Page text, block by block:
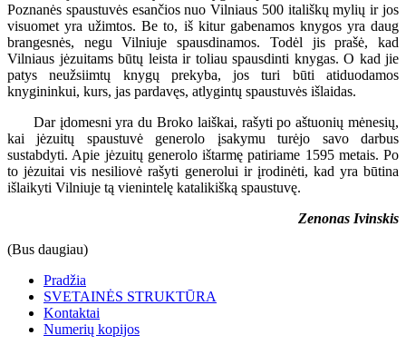
Poznanės spaustuvės esančios nuo Vilniaus 500 itališkų mylių ir jos
visuomet yra užimtos. Be to, iš kitur gabenamos knygos yra daug
brangesnės, negu Vilniuje spausdinamos. Todėl jis prašė, kad
Vilniaus jėzuitams būtų leista ir toliau spausdinti knygas. O kad jie
patys neužsiimtų knygų prekyba, jos turi būti atiduodamos
knygininkui, kurs, jas pardavęs, atlygintų spaustuvės išlaidas.
Dar įdomesni yra du Broko laiškai, rašyti po aštuonių mėnesių,
kai jėzuitų spaustuvė generolo įsakymu turėjo savo darbus
sustabdyti. Apie jėzuitų generolo ištarmę patiriame 1595 metais. Po
to jėzuitai vis nesiliovė rašyti generolui ir įrodinėti, kad yra būtina
išlaikyti Vilniuje tą vienintelę katalikišką spaustuvę.
Zenonas Ivinskis
(Bus daugiau)
Pradžia
SVETAINĖS STRUKTŪRA
Kontaktai
Numerių kopijos